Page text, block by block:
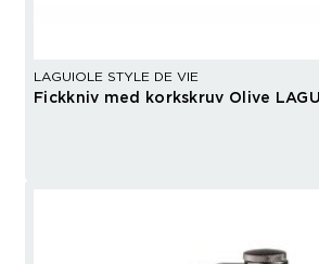
LAGUIOLE STYLE DE VIE
Fickkniv med korkskruv Olive